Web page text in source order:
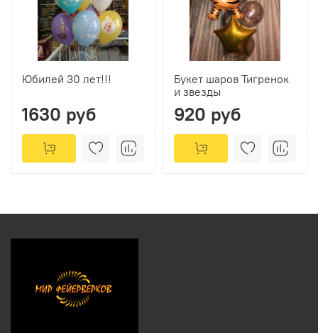
Юбилей 30 лет!!!
1630 руб
Букет шаров Тигренок
и звезды
920 руб